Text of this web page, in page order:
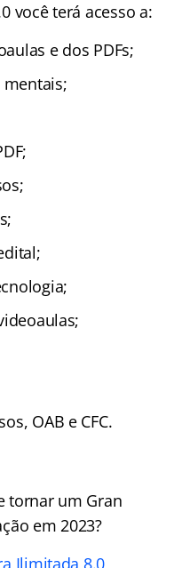
você terá acesso a:
e dos PDFs;
mentais;
OAB e CFC.
tornar um Gran
em 2023?
Ilimitada 8.0